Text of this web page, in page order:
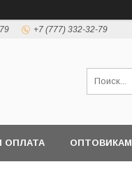
+7 (777) 332-32-79
ОПЛАТА ОПТОВИКАМ